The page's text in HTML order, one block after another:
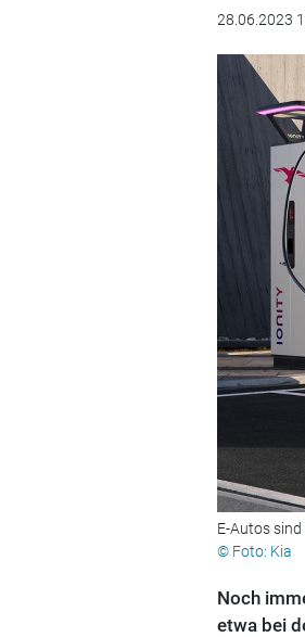
28.06.2023
E-Autos
© Foto: Kia
Noch
etwa bei